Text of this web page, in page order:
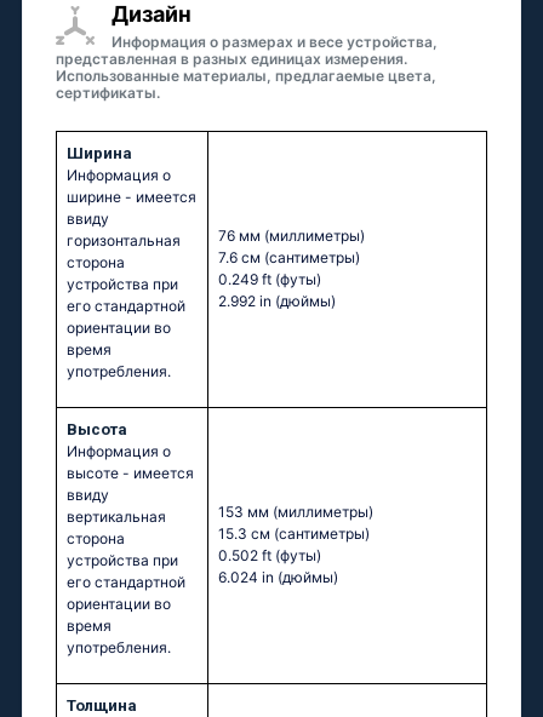
Дизайн
Информация о размерах и весе устройства,
представленная в разных единицах измерения.
Использованные материалы, предлагаемые цвета,
сертификаты.
Ширина
Информация о
ширине - имеется
ввиду
горизонтальная
сторона
устройства при
его стандартной
ориентации во
время
употребления.
76 мм (миллиметры)
7.6 см (сантиметры)
0.249 ft (футы)
2.992 in (дюймы)
Высота
Информация о
высоте - имеется
ввиду
вертикальная
сторона
устройства при
его стандартной
ориентации во
время
употребления.
153 мм (миллиметры)
15.3 см (сантиметры)
0.502 ft (футы)
6.024 in (дюймы)
Толщина